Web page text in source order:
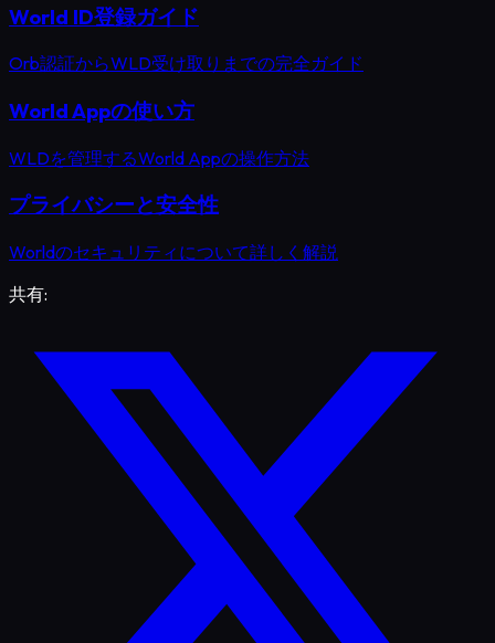
World ID登録ガイド
Orb認証からWLD受け取りまでの完全ガイド
World Appの使い方
WLDを管理するWorld Appの操作方法
プライバシーと安全性
Worldのセキュリティについて詳しく解説
共有: